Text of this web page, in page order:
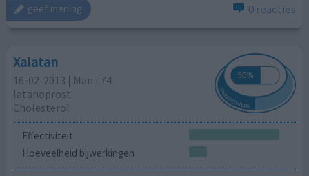
geef mening 0 reacties
Xalatan
16-02-2013 | Man | 74
latanoprost
Cholesterol
Effectiviteit
Hoeveelheid bijwerkingen